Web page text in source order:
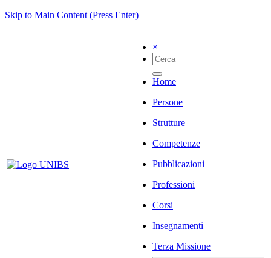
Skip to Main Content (Press Enter)
×
Home
Persone
Strutture
Competenze
Pubblicazioni
Professioni
Corsi
Insegnamenti
Terza Missione